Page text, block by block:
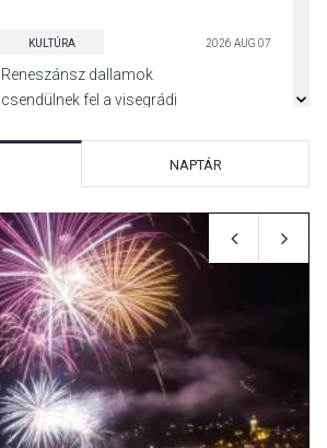
KULTÚRA 2026 AUG 07
Reneszánsz dallamok
csendülnek fel a visegrádi
KULTÚRA
Dunavirág Ünnep Verőcén –
két nap a Duna élővilágának
jegyében
TERMÉSZETI KÖRNYEZET 2026 AUG 07
A napokban is nő a
NAPTÁR